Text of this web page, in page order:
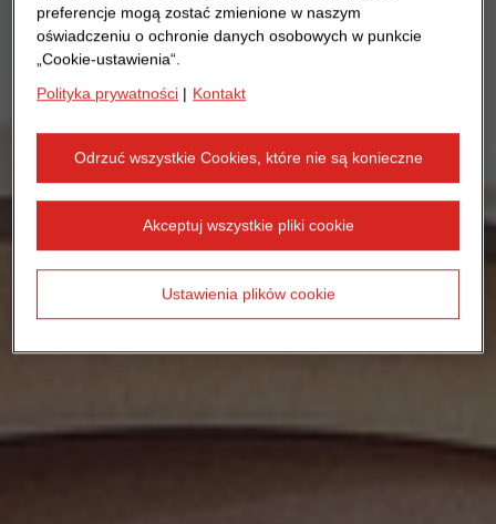
preferencje mogą zostać zmienione w naszym
oświadczeniu o ochronie danych osobowych w punkcie
„Cookie-ustawienia“.
Polityka prywatności | Kontakt
Odrzuć wszystkie Cookies, które nie są konieczne
Akceptuj wszystkie pliki cookie
Ustawienia plików cookie